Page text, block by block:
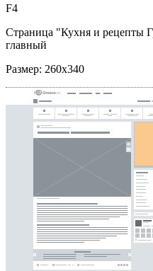
F4
Страница "Кухня и рецепты
главный
Размер: 260x340